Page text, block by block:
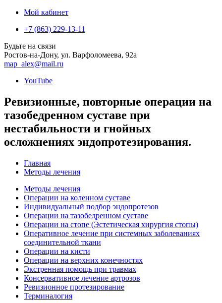
Мой кабинет
+7 (863) 229-13-11
Будьте на связи
Ростов-на-Дону, ул. Варфоломеева, 92а
map_alex@mail.ru
YouTube
Ревизионные, повторные операции на
тазобедренном суставе при
нестабильности и гнойных
осложнениях эндопротезирования.
Главная
Методы лечения
Методы лечения
Операции на коленном суставе
Индивидуальный подбор эндопротезов
Операции на тазобедренном суставе
Операции на стопе (Эстетическая хирургия стопы)
Оперативное лечение при системных заболеваниях
соединительной ткани
Операции на кисти
Операции на верхних конечностях
Экстренная помощь при травмах
Консервативное лечение артрозов
Ревизионное протезирование
Терминалогия